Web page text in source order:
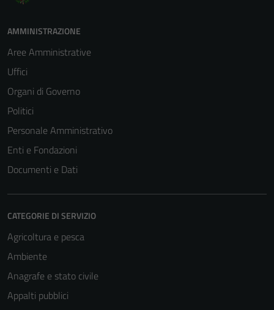
AMMINISTRAZIONE
Aree Amministrative
Uffici
Organi di Governo
Politici
Personale Amministrativo
Enti e Fondazioni
Documenti e Dati
CATEGORIE DI SERVIZIO
Agricoltura e pesca
Ambiente
Anagrafe e stato civile
Appalti pubblici